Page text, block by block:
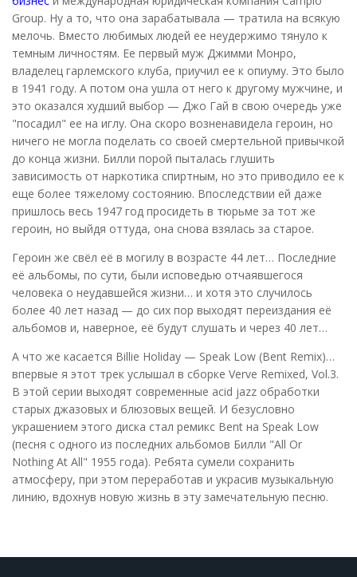
Group. Ну а то, что она зарабатывала — тратила на всякую
мелочь. Вместо любимых людей ее неудержимо тянуло к
темным личностям. Ее первый муж Джимми Монро,
владелец гарлемского клуба, приучил ее к опиуму. Это было
в 1941 году. А потом она ушла от него к другому мужчине, и
это оказался худший выбор — Джо Гай в свою очередь уже
"посадил" ее на иглу. Она скоро возненавидела героин, но
ничего не могла поделать со своей смертельной привычкой
до конца жизни. Билли порой пыталась глушить
зависимость от наркотика спиртным, но это приводило ее к
еще более тяжелому состоянию. Впоследствии ей даже
пришлось весь 1947 год просидеть в тюрьме за тот же
героин, но выйдя оттуда, она снова взялась за старое.
Героин же свёл её в могилу в возрасте 44 лет… Последние
её альбомы, по сути, были исповедью отчаявшегося
человека о неудавшейся жизни… и хотя это случилось
более 40 лет назад — до сих пор выходят переиздания её
альбомов и, наверное, её будут слушать и через 40 лет…
А что же касается Billie Holiday — Speak Low (Bent Remix)…
впервые я этот трек услышал в сборке Verve Remixed, Vol.3.
В этой серии выходят современные acid jazz обработки
старых джазовых и блюзовых вещей. И безусловно
украшением этого диска стал ремикс Bent на Speak Low
(песня с одного из последних альбомов Билли "All Or
Nothing At All" 1955 года). Ребята сумели сохранить
атмосферу, при этом переработав и украсив музыкальную
линию, вдохнув новую жизнь в эту замечательную песню.